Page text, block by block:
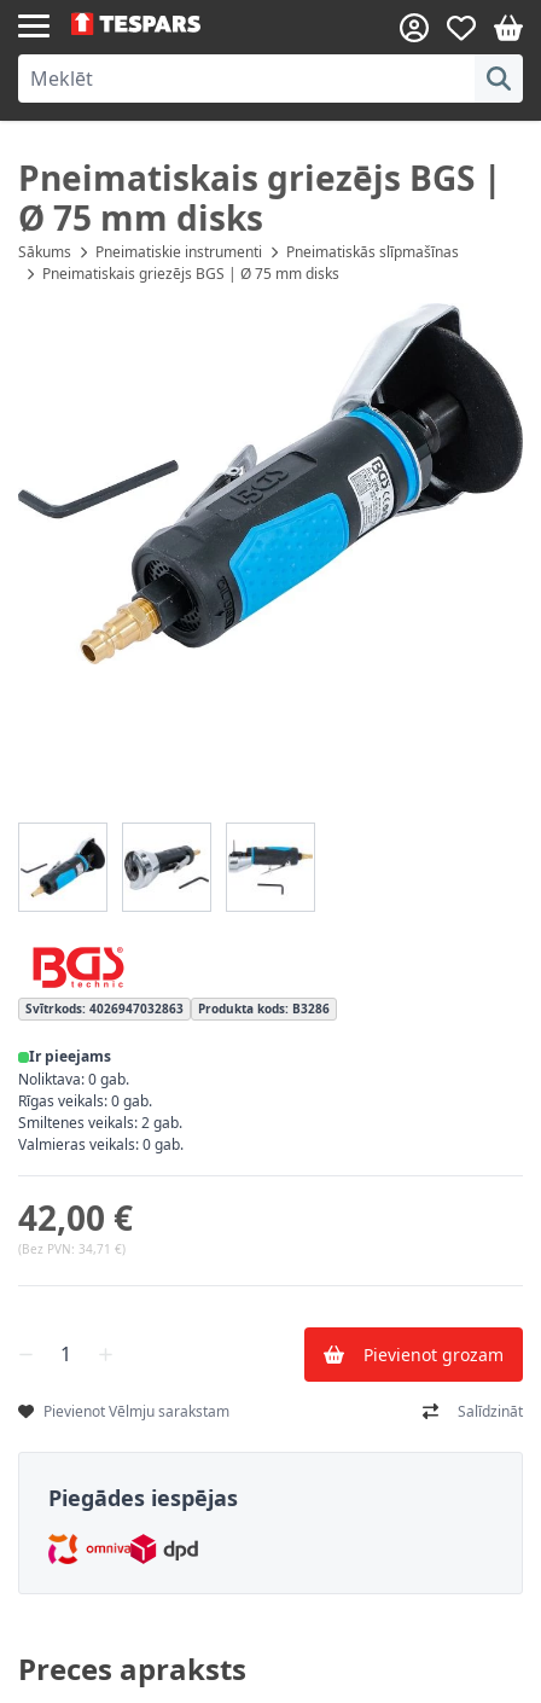
Skip to Content
Pneimatiskais griezējs BGS |
Ø 75 mm disks
Sākums Pneimatiskie instrumenti
Pneimatiskās slīpmašīnas
Pneimatiskais griezējs BGS | Ø 75 mm disks
View larger imageView larger image
Svītrkods: 4026947032863 Produkta kods: B3286
Ir pieejams
Noliktava: 0 gab.
Rīgas veikals: 0 gab.
Smiltenes veikals: 2 gab.
Valmieras veikals: 0 gab.
42,00 €
(Bez PVN: 34,71 €)
Skaits Pievienot grozam
Pievienot Vēlmju sarakstam Salīdzināt
Piegādes iespējas
Preces apraksts